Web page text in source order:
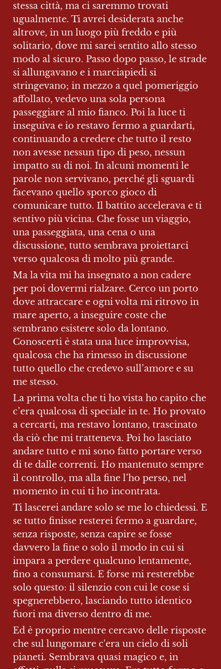
stessa città, ma ci saremmo trovati
ugualmente. Ti avrei desiderata anche
altrove, in un luogo più freddo e più
solitario, dove mi sarei sentito allo stesso
modo al sicuro. Passo dopo passo, le strade
si allungavano e i marciapiedi si
stringevano; in mezzo a quel pomeriggio
affollato, vedevo una sola persona
passeggiare al mio fianco. Poi la luce ti
inseguiva e io restavo fermo a guardarti,
continuando a credere che tutto il resto
non avesse nessun tipo di peso, nessun
impatto su di noi. In alcuni momenti le
parole non servivano, perché gli sguardi
facevano quello sporco gioco di
comunicare tutto. Il battito accelerava e ti
sentivo più vicina. Che fosse un viaggio,
una passeggiata, una cena o una
discussione, tutto sembrava proiettarci
verso qualcosa di molto più grande.
Ma la vita mi ha insegnato a non cadere
per poi dovermi rialzare. Cerco un porto
dove attraccare e ogni volta mi ritrovo in
mare aperto, a inseguire coste che
sembrano esistere solo da lontano.
Conoscerti è stata una luce improvvisa,
qualcosa che ha rimesso in discussione
tutto quello che credevo sull’amore e su
me stesso.
La prima volta che ti ho vista ho capito che
c’era qualcosa di speciale in te. Ho provato
a cercarti, ma restavo lontano, trascinato
da ciò che mi tratteneva. Poi ho lasciato
andare tutto e mi sono fatto portare verso
di te dalle correnti. Ho mantenuto sempre
il controllo, ma alla fine l’ho perso, nel
momento in cui ti ho incontrata.
Ti lascerei andare solo se me lo chiedessi. E
se tutto finisse resterei fermo a guardare,
senza risposte, senza capire se fosse
davvero la fine o solo il modo in cui si
impara a perdere qualcuno lentamente,
fino a consumarsi. E forse mi resterebbe
solo questo: il silenzio con cui le cose si
spegnerebbero, lasciando tutto identico
fuori ma diverso dentro di me.
Ed è proprio mentre cercavo delle risposte
che sul lungomare c'era un cielo di soli
pianeti. Sembrava quasi magico e, in